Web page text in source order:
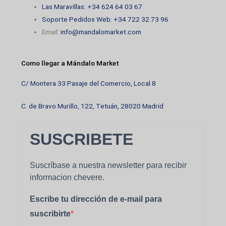
carrito y finaliza la compra en pocos pasos. Nos
encargamos de embalar tu pedido con cuidado para
que llegue fresco y en perfecto estado.
París, Berlín, Roma, Lisboa… estés donde estés, tu
despensa latina te espera. Queremos que disfrutes
cercanía y el servicio personalizado.
también puedes contar con nosotros para pedidos al
un stock variado de productos Goya y otras marcas
top.
Mándalo Market: tu tienda online para encontrar Goya
Las Maravillas: +34 624 64 03 67
Soporte Pedidos Web: +34 722 32 73 96
Email:info@mandalomarket.com
Como llegar a Mándalo Market
C/ Montera 33 Pasaje del Comercio, Local 8
C. de Bravo Murillo, 122, Tetuán, 28020 Madrid
SUSCRIBETE
Suscríbase a nuestra newsletter para recibir
informacion chevere.
Escribe tu dirección de e-mail para
suscribirte